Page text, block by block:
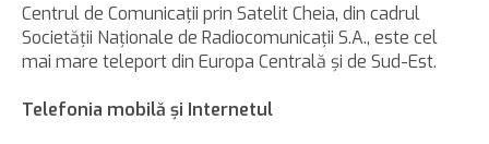
Centrul de Comunicaţii prin Satelit Cheia, din cadrul
Societăţii Naţionale de Radiocomunicaţii S.A., este cel
mai mare teleport din Europa Centrală şi de Sud-Est.
Telefonia mobilă şi Internetul